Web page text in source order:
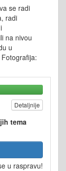
se radi
radi
na nivou
u
Detaljnije
tema
u raspravu!